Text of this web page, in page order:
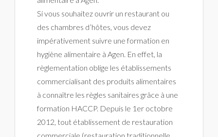
Si vous souhaitez ouvrir un restaurant ou
des chambres d’hôtes, vous devez
impérativement suivre une formation en
hygiène alimentaire à Agen. En effet, la
règlementation oblige les établissements
commercialisant des produits alimentaires
à connaître les règles sanitaires grâce à une
formation HACCP. Depuis le 1er octobre
2012, tout établissement de restauration